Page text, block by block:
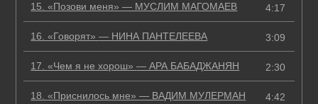
15.«Позови меня»— МУСЛИМ МАГОМАЕВ 4:17
16.«Говорят»— НИНА ПАНТЕЛЕЕВА 3:09
17.«Чем я не хорош»— АРА БАБАДЖАНЯН 2:30
18.«Приснилось мне»— ВАДИМ МУЛЕРМАН 4:42